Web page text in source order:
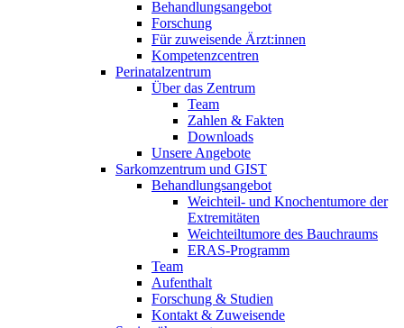
Behandlungsangebot
Forschung
Für zuweisende Ärzt:innen
Kompetenzcentren
Perinatalzentrum
Über das Zentrum
Team
Zahlen & Fakten
Downloads
Unsere Angebote
Sarkomzentrum und GIST
Behandlungsangebot
Weichteil- und Knochentumore der
Extremitäten
Weichteiltumore des Bauchraums
ERAS-Programm
Team
Aufenthalt
Forschung & Studien
Kontakt & Zuweisende